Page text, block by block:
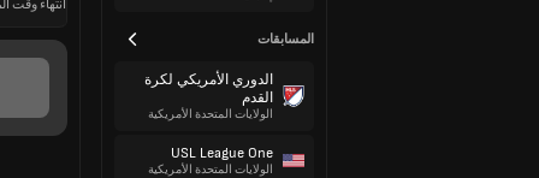
المسابقات
الدوري الأمريكي لكرة
القدم
الولايات المتحدة الأمريكية
USL League One
الولايات المتحدة الأمريكية
انتهاء وقت